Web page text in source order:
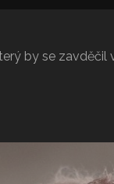
by se